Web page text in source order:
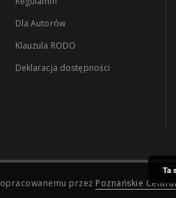
Dla Autorów
Klauzula RODO
Deklaracja dostępności
opracowanemu przez Poznańskie
Ta